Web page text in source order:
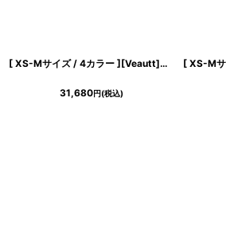
[ XS-Mサイズ / 4カラー ][Veautt]ワンショルダー・シアー・ラメ・ショルダービジュー・タイト・ミディアムドレス《送料＆代引き手数料無料》
31,680円(税込)